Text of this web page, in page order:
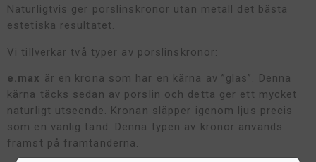
Naturligtvis ger porslinskronor utan metall det bästa
estetiska resultatet.
Vi tillverkar två typer av porslinskronor:
e.max är en krona som har en kärna av ”glas”. Denna
kärna täcks sedan av porslin och detta ger ett mycket
naturligt utseende. Kronan släpper igenom ljus precis
som en vanlig tand. Denna typen av kronor används
främst på framtänderna.